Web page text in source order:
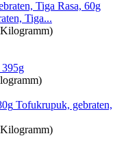
Tiga...
395g
Tofukrupuk, gebraten,